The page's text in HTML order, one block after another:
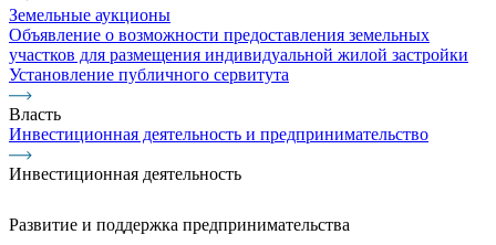
Земельные аукционы
Объявление о возможности предоставления земельных
участков для размещения индивидуальной жилой застройки
Установление публичного сервитута
Власть
Инвестиционная деятельность и предпринимательство
Инвестиционная деятельность
Развитие и поддержка предпринимательства